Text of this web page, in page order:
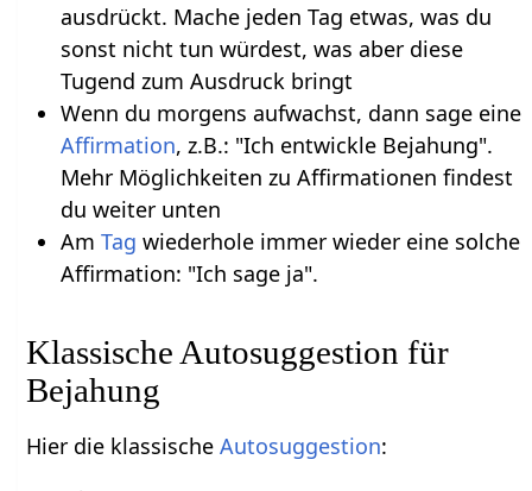
ausdrückt. Mache jeden Tag etwas, was du
sonst nicht tun würdest, was aber diese
Tugend zum Ausdruck bringt
Wenn du morgens aufwachst, dann sage eine
Affirmation, z.B.: "Ich entwickle Bejahung".
Mehr Möglichkeiten zu Affirmationen findest
du weiter unten
Am Tag wiederhole immer wieder eine solche
Affirmation: "Ich sage ja".
Klassische Autosuggestion für
Bejahung
Hier die klassischeAutosuggestion: